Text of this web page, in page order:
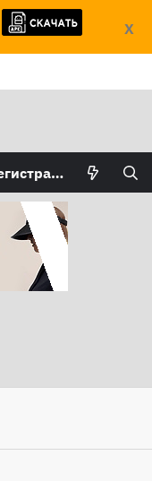
X
Регистрация